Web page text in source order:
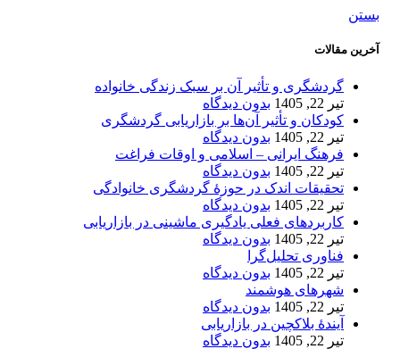
بستن
آخرین مقالات
گردشگری و تأثیر آن بر سبک زندگی خانواده
تیر 22, 1405
بدون دیدگاه
کودکان و تأثیر آن‌ها بر بازاریابی گردشگری
تیر 22, 1405
بدون دیدگاه
فرهنگ ایرانی – اسلامی و اوقات فراغت
تیر 22, 1405
بدون دیدگاه
تحقیقات اندک در حوزۀ گردشگری خانوادگی
تیر 22, 1405
بدون دیدگاه
کاربردهای فعلی یادگیری ماشینی در بازاریابی
تیر 22, 1405
بدون دیدگاه
فناوری تحلیل‌گرا
تیر 22, 1405
بدون دیدگاه
شهرهای هوشمند
تیر 22, 1405
بدون دیدگاه
آیندۀ بلاکچین در بازاریابی
تیر 22, 1405
بدون دیدگاه